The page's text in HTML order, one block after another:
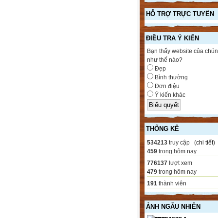
HỖ TRỢ TRỰC TUYẾN
ĐIỀU TRA Ý KIẾN
Bạn thấy website của
như thế nào?
Đẹp
Bình thường
Đơn điệu
Ý kiến khác
THỐNG KÊ
534213 truy cập (chi tiết)
459 trong hôm nay
776137 lượt xem
479 trong hôm nay
191 thành viên
ẢNH NGẪU NHIÊN